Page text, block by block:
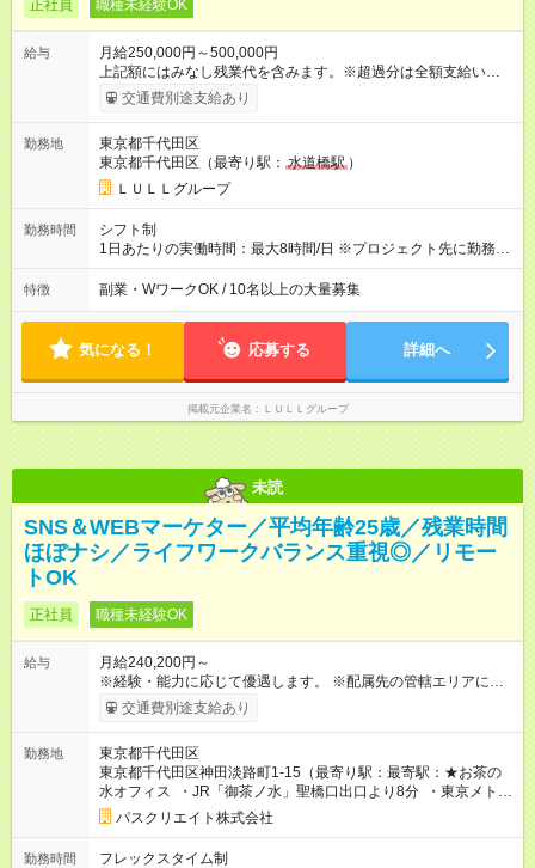
正社員 職種未経験OK
給与
月給250,000円～500,000円
上記額にはみなし残業代を含みます。※超過分は全額支給いたし
ます。 みなし残業代 21,675円／月 みなし残業時間 12時間／月 -
------------------------------------------------------- ≪経験者の方は以下と
万円～＋業績賞与＋交通費＋各種手当 ※固定残業代（30時間/6
万6，610円分）を含む。超過分は追加支給いたします 能力やス
キルを考慮し初任給を決定。経験者の方は前給考慮も可能で
す！ ◎昇給年1回（研修終了後） ◎賞与年2回（2月・8月）＋業
績賞与あり ◤スキルアップも、収入アップも。◢ 入社後の成長
や頑張りは、しっかり給与で還元しています。 実際にほぼ全員
上アップした社員も。 エンジニアへの還元率は業界高水準の
87％。 スキルを磨いた分だけ、収入アップも目指せる環境で
す！ 【試用期間】試用期間あり 試用期間の長さ：6ヶ月 ※ 雇用
形態と給与に、本採用時と異なる部分があります。 雇用形態：
中途採用（契約社員） 給与：月給 230,000円以上 上記額にはみ
なし残業代を含みます。※超過分は全額支給いたします。 みな
別途支給いたします ※研修期間中（最大12ヶ月間）も、試用期
交通費別途支給あり
勤務地
東京都千代田区
東京都千代田区（最寄り駅： 水道橋駅 ）
ＬＵＬＬグループ
勤務時間
シフト制
1日あたりの実働時間：最大8時間/日 ※プロジェクト先に勤務時
間は異なります 【シフト例】 ・10時00分～19時00分 ・9時00
分～18時00分 平均残業時間：月10時間以内
特徴 副業・WワークOK / 10名以上の大量募集
気になる！ 応募する 詳細へ
掲載元企業名 ＬＵＬＬグループ
未読
SNS＆WEBマーケター／平均年齢25歳／残業時間
ほぼナシ／ライフワークバランス重視◎／リモー
トOK
正社員 職種未経験OK
給与
月給240,200円～
※経験・能力に応じて優遇します。 ※配属先の管轄エリアに準じ
て支給いたします。エリアのご希望は考慮しますのでお気軽に
ご相談ください♪ ■□ 東日本エリア□■ 月給24万200円～（固定残
時間分を、月2万5200円～支給。 ※上記を超える時間外労働分
は追加で支給。 ＜試用期間中＞ 月給22万円～ ※残業代別途支給
（試用期間中は固定残業代はありません） 【試用期間】試用期
間あり 試用期間の長さ：12ヶ月 ※ 雇用形態と給与に、本採用時
と異なる部分があります。 雇用形態：本採用時と同じです。 給
与：月給 220,000円以上 試用期間中は固定残業代はありません
交通費別途支給あり
勤務地
東京都千代田区
東京都千代田区神田淡路町1-15（最寄り駅：最寄駅：★お茶の
水オフィス ・JR「御茶ノ水」聖橋口出口より8分 ・東京メトロ
千代田線「新御茶ノ水」より徒歩8分 ・東京メトロ丸の内線
「淡路町」より徒歩5分 ・都営新宿線「小川町」より徒歩5分）
パスクリエイト株式会社
勤務時間
フレックスタイム制